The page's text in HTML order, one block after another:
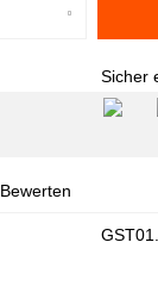
Sicher
Bewerten